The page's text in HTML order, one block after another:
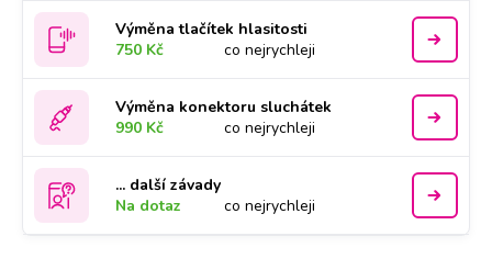
Výměna tlačítek hlasitosti
750 Kč
co nejrychleji
Výměna konektoru sluchátek
990 Kč
co nejrychleji
... další závady
Na dotaz
co nejrychleji